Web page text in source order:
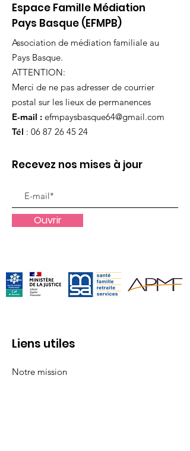
Espace Famille Médiation
Pays Basque (EFMPB)
Association de médiation familiale au
Pays Basque.
ATTENTION:
Merci de ne pas adresser de courrier
postal sur les lieux de permanences
E-mail : efmpaysbasque64@gmail.com
Tél : 06 87 26 45 24
Recevez nos mises à jour
Ouvrir
Liens utiles
Notre mission